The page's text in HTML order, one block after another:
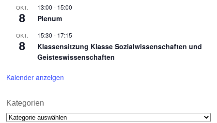
OKT.
8
13:00 - 15:00
Plenum
OKT.
8
15:30 - 17:15
Klassensitzung Klasse Sozialwissenschaften und
Geisteswissenschaften
Kalender anzeigen
Kategorien
Kategorien